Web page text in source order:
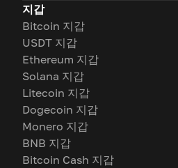
지갑
Bitcoin 지갑
USDT 지갑
Ethereum 지갑
Solana 지갑
Litecoin 지갑
Dogecoin 지갑
Monero 지갑
BNB 지갑
Bitcoin Cash 지갑